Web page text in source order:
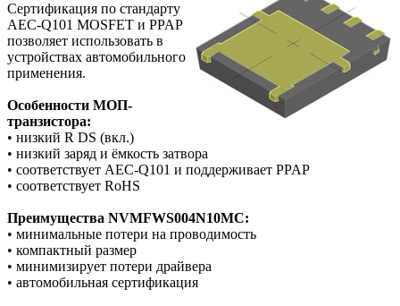
Сертификация по стандарту
AEC-Q101 MOSFET и PPAP
позволяет использовать в
устройствах автомобильного
применения.
Особенности МОП-
транзистора:
• низкий R DS (вкл.)
• низкий заряд и ёмкость затвора
• соответствует AEC-Q101 и поддерживает PPAP
• соответствует RoHS
Преимущества NVMFWS004N10MC:
• минимальные потери на проводимость
• компактный размер
• минимизирует потери драйвера
• автомобильная сертификация